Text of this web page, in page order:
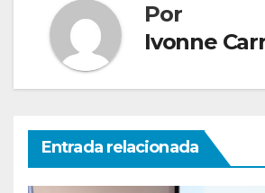
Por
Ivonne
Entrada relacionada